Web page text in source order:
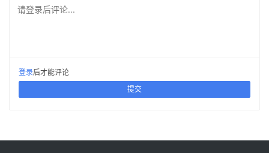
请登录后评论...
登录后才能评论
提交